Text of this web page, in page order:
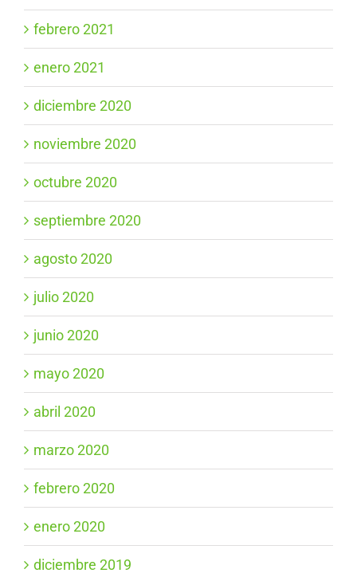
febrero 2021
enero 2021
diciembre 2020
noviembre 2020
octubre 2020
septiembre 2020
agosto 2020
julio 2020
junio 2020
mayo 2020
abril 2020
marzo 2020
febrero 2020
enero 2020
diciembre 2019